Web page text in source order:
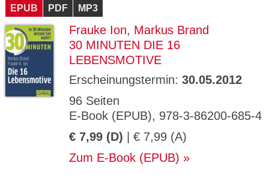
EPUB PDF MP3
Frauke Ion, Markus Brand
30 MINUTEN DIE 16
LEBENSMOTIVE
Erscheinungstermin: 30.05.2012
96 Seiten
E-Book (EPUB), 978-3-86200-685-4
€ 7,99 (D) | € 7,99 (A)
Zum E-Book (EPUB)